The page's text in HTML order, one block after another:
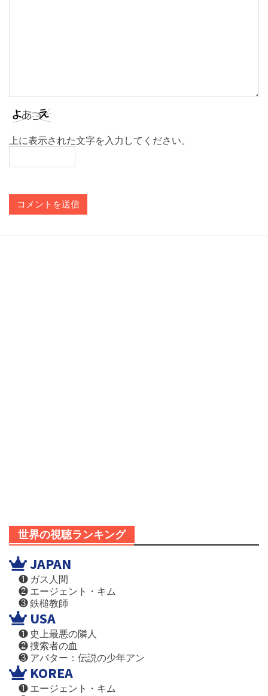
上に表示された文字を入力してください。
世界の視聴ランキング
JAPAN
❶ ガス人間
❷ エージェント・キム
❸ 鉄槌教師
USA
❶ 史上最悪の隣人
❷ 捜索者の血
❸ アバター：伝説の少年アン
KOREA
❶ エージェント・キム